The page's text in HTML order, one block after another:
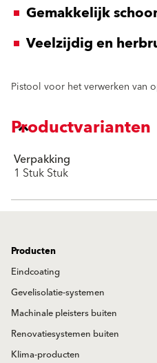
Gemakkelijk
Veelzijdig en
Pistool voor het verwerken van
Productvarianten
Verpakking
1 Stuk Stuk
Producten
Eindcoating
Gevelisolatie-systemen
Machinale pleisters buiten
Renovatiesystemen buiten
Klima-producten